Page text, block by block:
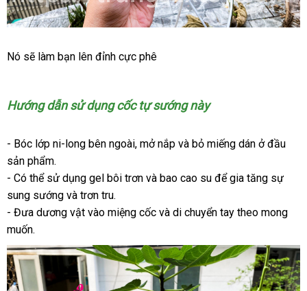
mãn
hoa
bán
lẻ
Tenga
Air
Tech
Twist
Nó Hàn
sẽ làm bạn lên đỉnh cực phê
Hướng dẫn sử dụng cốc tự sướng này
- Bóc lớp ni-long bên ngoàithanh
, mở nắp đắt
và bỏ miếng dán ở đầu
sản phẩm.
- Có thể sử dụng gel bôi trơn voucher
và bao cao su cũ
để gia tăng sự
sung sướng qua
app
và trơn tru.
- Đưa dương vật vào miệng cốc Pháp
và di chuyển tay theo lấy
mong
muốn.